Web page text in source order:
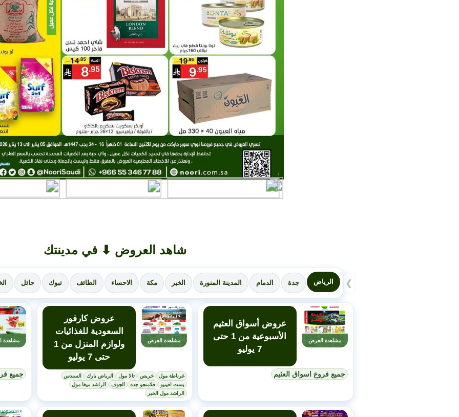
شاهد العروض ⬇ في مدينتك
الرياض جدة الدمام المدينة المنورة الخبر مكة الاحساء الطائف تبوك حائل ❯
مشاهدة العرض
عروض أسواق العثيم
الأسبوعية من 1 حتى
7 يوليو
جميع فروع اسواق العثيم
مشاهدة العرض
عروض كارفور
السعودية للغذائيات
ولوازم المنزل من 1
حتى 7 يوليو
غرناطة مول خريص تالا مول الرياض بارك
السندس
بست افينيو
فلامنجو جدة الجوف
الراشد ميغا مول
الراشد مول الخبر
مشاهدة
جميع